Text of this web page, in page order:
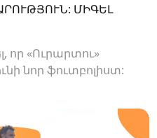
ՄԻԳԵԼ
որ «Ուրարտու»
նոր ֆուտբոլիստ: